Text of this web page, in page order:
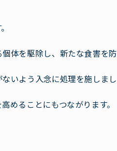
体を駆除し、新たな食害を防
いよう入念に処理を施しまし
めることにもつながります。